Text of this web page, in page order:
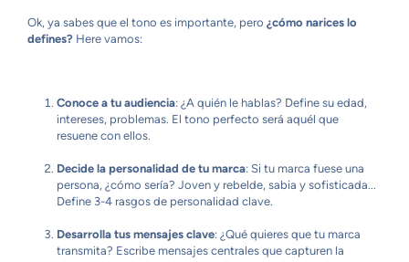
Ok, ya sabes que el tono es importante, pero ¿cómo narices lo
defines? Here vamos:
Conoce a tu audiencia: ¿A quién le hablas? Define su edad,
intereses, problemas. El tono perfecto será aquél que
resuene con ellos.
Decide la personalidad de tu marca: Si tu marca fuese una
persona, ¿cómo sería? Joven y rebelde, sabia y sofisticada...
Define 3-4 rasgos de personalidad clave.
Desarrolla tus mensajes clave: ¿Qué quieres que tu marca
transmita? Escribe mensajes centrales que capturen la